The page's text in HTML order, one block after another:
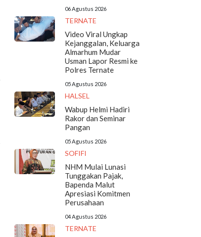
06 Agustus 2026
TERNATE
Video Viral Ungkap
Kejanggalan, Keluarga
Almarhum Mudar
Usman Lapor Resmi ke
Polres Ternate
05 Agustus 2026
HALSEL
Wabup Helmi Hadiri
Rakor dan Seminar
Pangan
05 Agustus 2026
SOFIFI
NHM Mulai Lunasi
Tunggakan Pajak,
Bapenda Malut
Apresiasi Komitmen
Perusahaan
04 Agustus 2026
TERNATE